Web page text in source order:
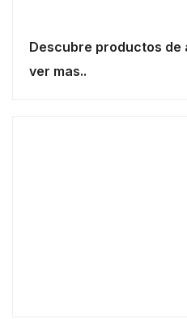
Descubre productos de
ver mas..